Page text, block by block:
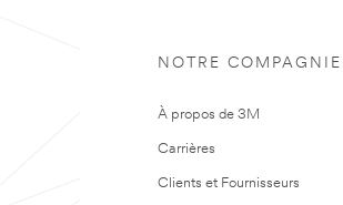
NOTRE COMPAGNIE
À propos de 3M
Carrières
Clients et Fournisseurs